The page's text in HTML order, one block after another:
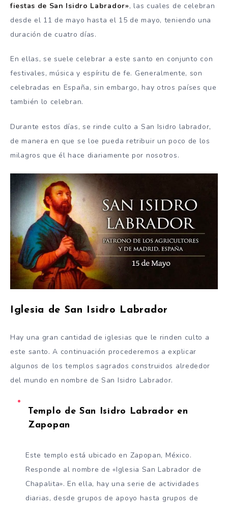
fiestas de San Isidro Labrador», las cuales de celebran
desde el 11 de mayo hasta el 15 de mayo, teniendo una
duración de cuatro días.
En ellas, se suele celebrar a este santo en conjunto con
festivales, música y espíritu de fe. Generalmente, son
celebradas en España, sin embargo, hay otros países que
también lo celebran.
Durante estos días, se rinde culto a San Isidro labrador,
de manera en que se loe pueda retribuir un poco de los
milagros que él hace diariamente por nosotros.
Iglesia de San Isidro Labrador
Hay una gran cantidad de iglesias que le rinden culto a
este santo. A continuación procederemos a explicar
algunos de los templos sagrados construidos alrededor
del mundo en nombre de San Isidro Labrador.
Templo de San Isidro Labrador en
Zapopan
Este templo está ubicado en Zapopan, México.
Responde al nombre de «Iglesia San Labrador de
Chapalita». En ella, hay una serie de actividades
diarias, desde grupos de apoyo hasta grupos de